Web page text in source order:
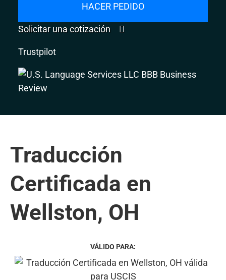
HACER PEDIDO
Solicitar una cotización
Trustpilot
Traducción
Certificada en
Wellston, OH
VÁLIDO PARA: